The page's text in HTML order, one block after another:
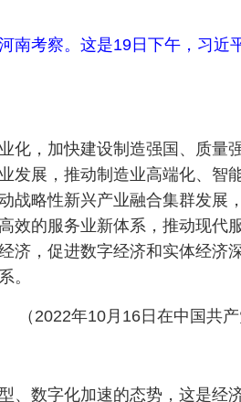
考察。这是19日下午，习近
，加快建设制造强国、质量
发展，推动制造业高端化、智
略性新兴产业融合集群发展
的服务业新体系，推动现代
，促进数字经济和实体经济
。
（2022年10月16日在中国共
数字化加速的态势，这是经